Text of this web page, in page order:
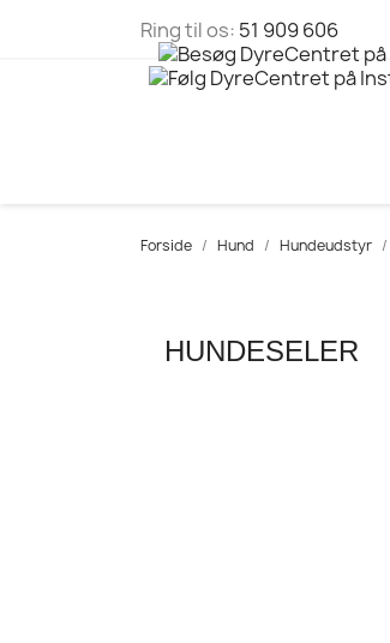
Ring til os: 51 909 606
Forside Hund Hundeudstyr
HUNDESELER